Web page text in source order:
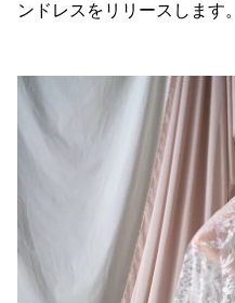
ンドレスをリリースします。